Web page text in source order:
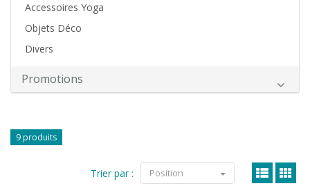
Accessoires Yoga
Objets Déco
Divers
Promotions
9 produits
Trier par : Position